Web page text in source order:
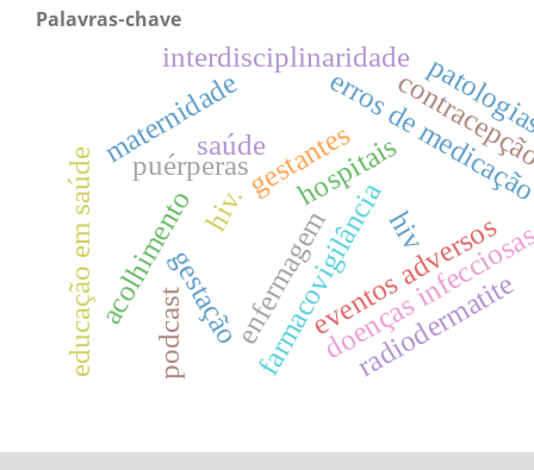
Palavras-chave
gestantes
puérperas
maternidade erros de
hospitais
farmacovigilância
eventos adversos
educação em saúde enfermagem hiv
gestação
acolhimento doenças
hiv.
saúde
podcast
interdisciplinaridade
radiodermatite